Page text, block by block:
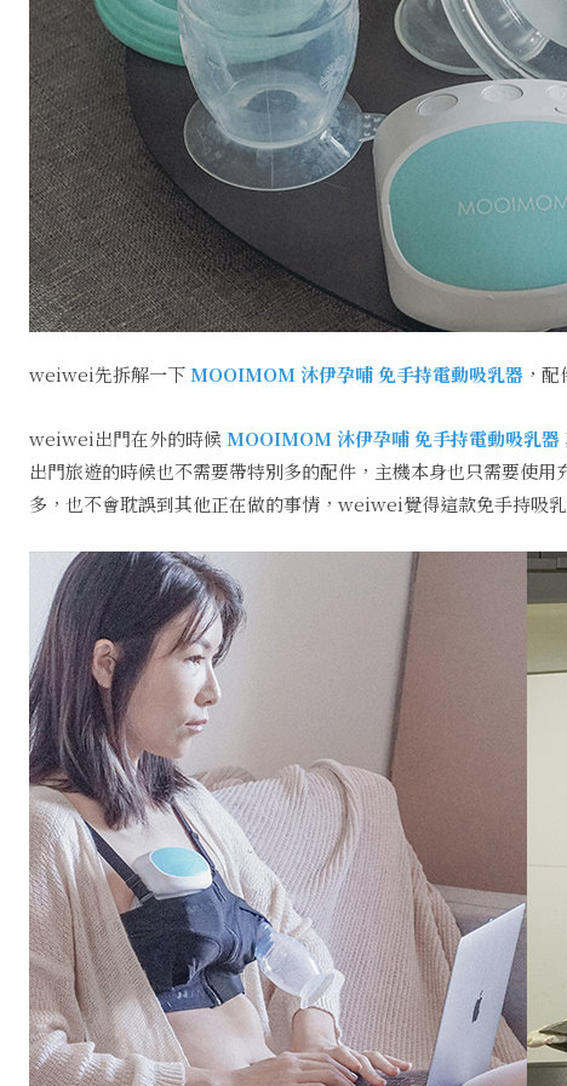
weiwei先拆解一下MOOIMOM 沐伊孕哺免手持電動吸乳器 ，
weiwei出門在外的時候 MOOIMOM 沐伊孕哺免手持電動吸乳器
出門旅遊的時候也不需要帶特別多的配件，主機本身也只需要使
多，也不會耽誤到其他正在做的事情，weiwei覺得這款免手持吸